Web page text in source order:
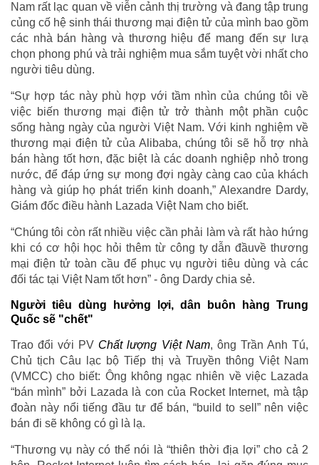
Nam rất lạc quan về viễn cảnh thị trường và đang tập trung
củng cố hệ sinh thái thương mại điện tử của mình bao gồm
các nhà bán hàng và thương hiệu để mang đến sự lưạ
chọn phong phú và trải nghiệm mua sắm tuyệt vời nhất cho
người tiêu dùng.
“Sự hợp tác này phù hợp với tầm nhìn của chúng tôi về
việc biến thương mại điện tử trở thành một phần cuộc
sống hàng ngày của người Việt Nam. Với kinh nghiệm về
thương mại điện tử của Alibaba, chúng tôi sẽ hỗ trợ nhà
bán hàng tốt hơn, đặc biệt là các doanh nghiệp nhỏ trong
nước, để đáp ứng sự mong đợi ngày càng cao của khách
hàng và giúp họ phát triển kinh doanh,” Alexandre Dardy,
Giám đốc điều hành Lazada Việt Nam cho biết.
“Chúng tôi còn rất nhiều việc cần phải làm và rất hào hứng
khi có cơ hội học hỏi thêm từ công ty dẫn đầuvề thương
mại điện tử toàn cầu để phục vụ người tiêu dùng và các
đối tác tại Việt Nam tốt hơn” - ông Dardy chia sẻ.
Người tiêu dùng hưởng lợi, dân buôn hàng Trung
Quốc sẽ "chết"
Trao đổi với PV Chất lượng Việt Nam, ông Trần Anh Tú,
Chủ tịch Câu lạc bộ Tiếp thị và Truyền thông Việt Nam
(VMCC) cho biết: Ông không ngạc nhiên về việc Lazada
“bán mình” bởi Lazada là con của Rocket Internet, mà tập
đoàn này nổi tiếng đầu tư để bán, “build to sell” nên việc
bán đi sẽ không có gì là lạ.
“Thương vụ này có thể nói là “thiên thời địa lợi” cho cả 2